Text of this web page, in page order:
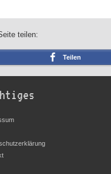
teilen:
Teilen